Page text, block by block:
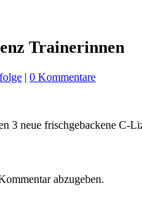
Trainerinnen
| 0 Kommentare
3 neue frischgebackene C-
abzugeben.